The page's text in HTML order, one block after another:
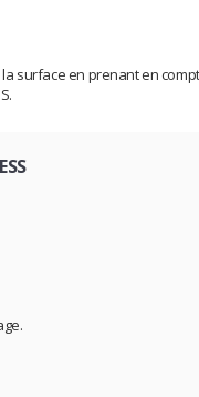
surface en prenant en